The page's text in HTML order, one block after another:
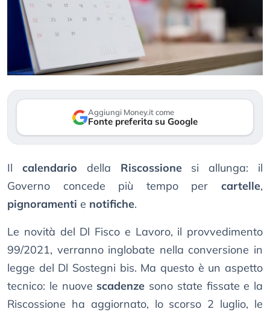
Aggiungi Money.it come
Fonte preferita su Google
Il calendario della Riscossionesi allunga: il
Governo concede più tempo per cartelle,
pignoramenti e notifiche.
Le novità del Dl Fisco e Lavoro, il provvedimento
99/2021, verranno inglobate nella conversione in
legge del Dl Sostegni bis. Ma questo è un aspetto
tecnico: le nuove scadenze sono state fissate e la
Riscossione ha aggiornato, lo scorso 2 luglio, le